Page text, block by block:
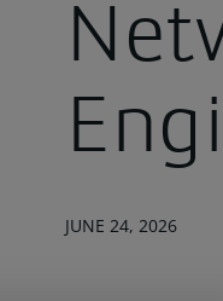
JUNE 24, 2026